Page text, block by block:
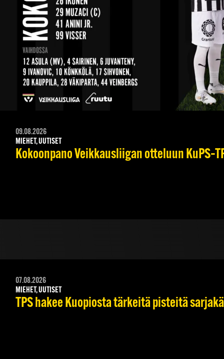
09.08.2026
MIEHET, UUTISET
Kokoonpano Veikkausliigan otteluun
07.08.2026
MIEHET, UUTISET
TPS hakee Kuopiosta tärkeitä pisteitä